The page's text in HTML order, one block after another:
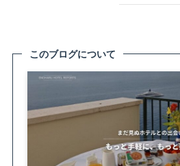
このブログについて